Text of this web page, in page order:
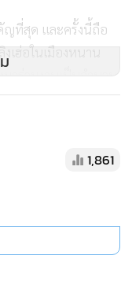
ญที่สุด และครั้งนี้ถือ
เฮ่อในเมืองหนาน
าร่วมงานเป็นจำนวน
จัดกิจกรรมได้ตาม
ยทางการเงินให้กับ
รับผิดชอบอย่าง
ใจต่อแฟนคลับที่ได้รับ
1,861